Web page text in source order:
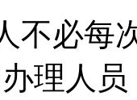
不必每
理人员